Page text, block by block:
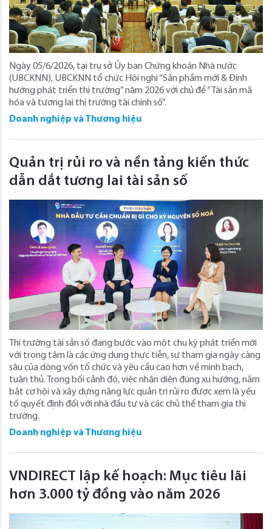
Ngày 05/6/2026, tại trụ sở Ủy ban Chứng khoán Nhà nước
(UBCKNN), UBCKNN tổ chức Hội nghị “Sản phẩm mới & Định
hướng phát triển thị trường” năm 2026 với chủ đề “Tài sản mã
hóa và tương lai thị trường tài chính số”.
Doanh nghiệp và Thương hiệu
Quản trị rủi ro và nền tảng kiến thức
dẫn dắt tương lai tài sản số
Thị trường tài sản số đang bước vào một chu kỳ phát triển mới
với trọng tâm là các ứng dụng thực tiễn, sự tham gia ngày càng
sâu của dòng vốn tổ chức và yêu cầu cao hơn về minh bạch,
tuân thủ. Trong bối cảnh đó, việc nhận diện đúng xu hướng, nắm
bắt cơ hội và xây dựng năng lực quản trị rủi ro được xem là yếu
tố quyết định đối với nhà đầu tư và các chủ thể tham gia thị
trường.
Doanh nghiệp và Thương hiệu
VNDIRECT lập kế hoạch: Mục tiêu lãi
hơn 3.000 tỷ đồng vào năm 2026